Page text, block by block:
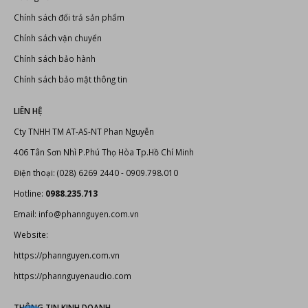
Chính sách đổi trả sản phẩm
Chính sách vận chuyển
Chính sách bảo hành
Chính sách bảo mật thông tin
LIÊN HỆ
Cty TNHH TM AT-AS-NT Phan Nguyễn
406 Tân Sơn Nhì P.Phú Thọ Hòa Tp.Hồ Chí Minh
Điện thoại: (028) 6269 2440 - 0909.798.010
Hotline: 0988.235.713
Email: info@phannguyen.com.vn
Website:
https://phannguyen.com.vn
https://phannguyenaudio.com